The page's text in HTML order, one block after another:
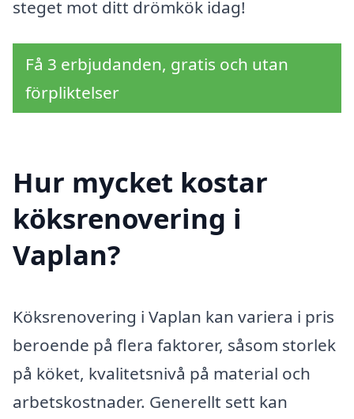
steget mot ditt drömkök idag!
Få 3 erbjudanden, gratis och utan
förpliktelser
Hur mycket kostar
köksrenovering i
Vaplan?
Köksrenovering i Vaplan kan variera i pris
beroende på flera faktorer, såsom storlek
på köket, kvalitetsnivå på material och
arbetskostnader. Generellt sett kan